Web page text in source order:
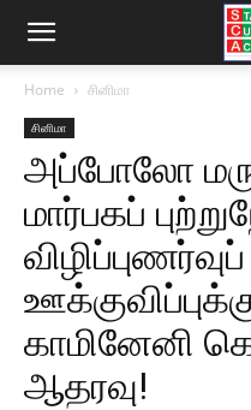
Home சினிமா
சினிமா
அப்போலோ
மார்பகப்
காமினேனி
ஆதரவு!